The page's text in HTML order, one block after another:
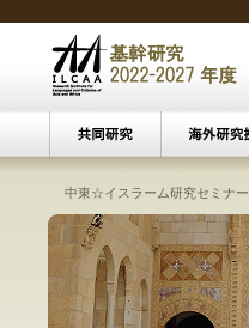
中東☆イスラーム研究セミナー